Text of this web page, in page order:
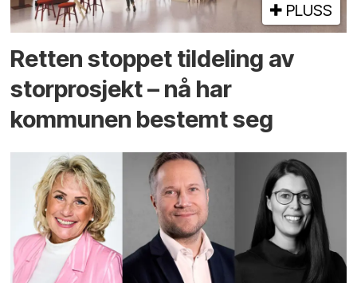
PLUSS
Retten stoppet tildeling av
storprosjekt – nå har
kommunen bestemt seg